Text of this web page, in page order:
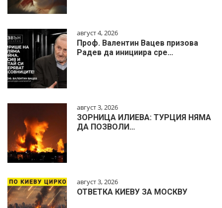
август 4, 2026
Проф. Валентин Вацев призова
Радев да инициира сре…
август 3, 2026
ЗОРНИЦА ИЛИЕВА: ТУРЦИЯ НЯМА
ДА ПОЗВОЛИ…
август 3, 2026
ОТВЕТКА КИЕВУ ЗА МОСКВУ